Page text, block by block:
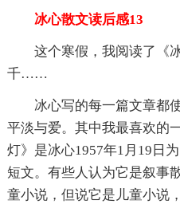
冰心散文读后感13
这个寒假，我阅读了《
千……
冰心写的每一篇文章都
平淡与爱。其中我最喜欢的
灯》是冰心1957年1月19日
短文。有些人认为它是叙事
童小说，但说它是儿童小说